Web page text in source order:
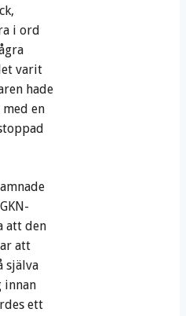
i ord
varit
hade
en
att den
att
själva
innan
ett